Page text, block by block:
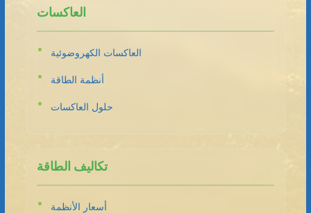
العاكسات
العاكسات الكهروضوئية
أنظمة الطاقة
حلول العاكسات
تكاليف الطاقة
أسعار الأنظمة